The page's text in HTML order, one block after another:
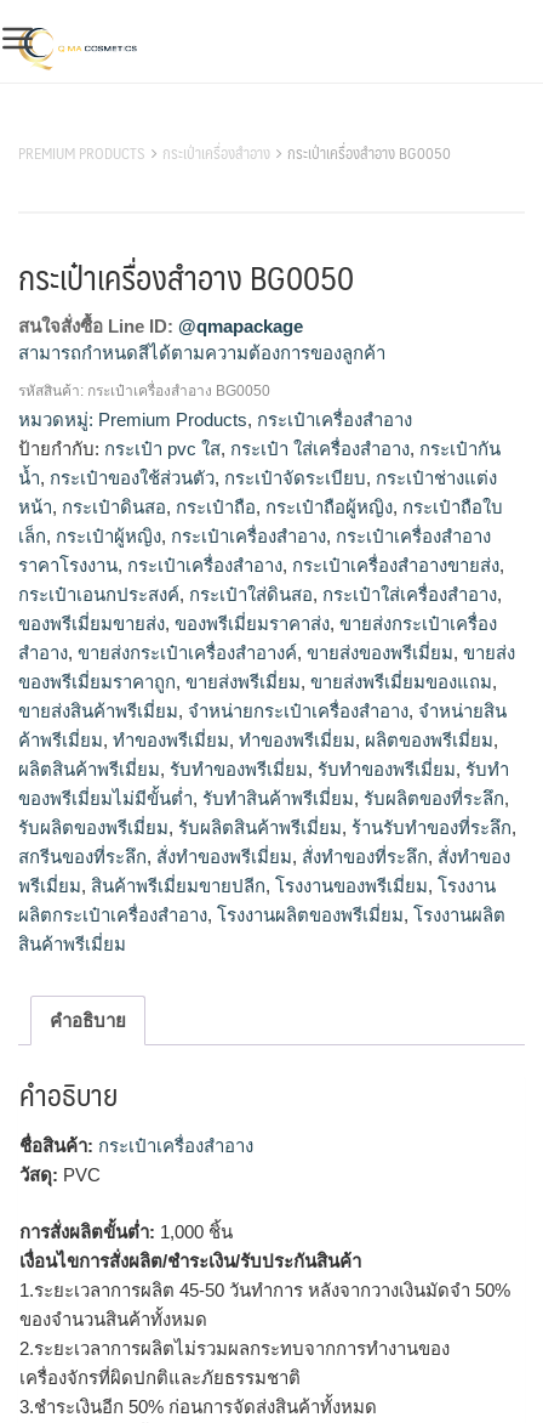
to
content
PREMIUM PRODUCTS กระเป๋าเครื่องสำอาง กระเป๋าเครื่องสำอาง BG0050
กระเป๋าเครื่องสำอาง BG0050
สนใจสั่งซื้อ Line ID: @qmapackage
สามารถกำหนดสีได้ตามความต้องการของลูกค้า
โรงงานผลิตกระเป๋าเครื่องสำอาง,ขายส่งกระเป๋าเครื่อง
สำอาง,โรงงานผลิตกระเป๋าเครื่องสำอาง,จำหน่ายกระเป๋าเครื่อง
สำอาง,กระเป๋าใส่เครื่องสำอางค์ขายส่ง,กระเป๋าเครื่องสําอาง
ขายส่ง,ขายส่งกระเป๋าเครื่องสําอางค์,โรงงานผลิตสินค้าพรีเมี่
ยม,รับผลิตสินค้าพรีเมี่ยม,จำหน่ายสินค้าพรีเมี่ยม,ขายส่งสินค้าพรี
เมี่ยม,รับทําของพรีเมี่ยม,รับทําของพรีเมี่ยมไม่มีขั้นต่ำ,โรงงานของ
พรีเมี่ยม,ผลิตของพรีเมี่ยม,รับผลิตของพรีเมี่ยม,ขายส่งของพรีเมี่
ยม,สั่งทําของที่ระลึก,สินค้าพรีเมี่ยมขายปลีก,ขายส่งของพรีเมี่ยม
ราคาถูก,ผลิตสินค้าพรีเมี่ยม,รับทำของพรีเมี่ยม,โรงงานผลิตของพรี
เมี่ยม,ของพรีเมี่ยมราคาส่ง,โรงงานพรีเมี่ยม,ทําของพรีเมี่ยม,ขายส่ง
พรีเมี่ยมของแถม,ทำของพรีเมี่ยม,ร้านรับทําของที่ระลึก,ของพรีเมี่
ยมขายส่ง,สั่งทําของพรีเมี่ยม,รับผลิตของที่ระลึก,ขายส่งพรีเมี่
ยม,สกรีนของที่ระลึก,รับทําสินค้าพรีเมี่ยม,สั่งทำของพรีเมี่ยม
รหัสสินค้า: กระเป๋าเครื่องสำอาง BG0050
หมวดหมู่: Premium Products, กระเป๋าเครื่องสำอาง
ป้ายกำกับ: กระเป๋า pvc ใส, กระเป๋า ใส่เครื่องสำอาง, กระเป๋ากัน
น้ำ, กระเป๋าของใช้ส่วนตัว, กระเป๋าจัดระเบียบ, กระเป๋าช่างแต่ง
หน้า, กระเป๋าดินสอ, กระเป๋าถือ, กระเป๋าถือผู้หญิง, กระเป๋าถือใบ
เล็ก, กระเป๋าผู้หญิง, กระเป๋าเครื่องสำอาง, กระเป๋าเครื่องสำอาง
ราคาโรงงาน, กระเป๋าเครื่องสําอาง, กระเป๋าเครื่องสําอางขายส่ง,
กระเป๋าเอนกประสงค์, กระเป๋าใส่ดินสอ, กระเป๋าใส่เครื่องสำอาง,
ของพรีเมี่ยมขายส่ง, ของพรีเมี่ยมราคาส่ง, ขายส่งกระเป๋าเครื่อง
สำอาง, ขายส่งกระเป๋าเครื่องสําอางค์, ขายส่งของพรีเมี่ยม, ขายส่ง
ของพรีเมี่ยมราคาถูก, ขายส่งพรีเมี่ยม, ขายส่งพรีเมี่ยมของแถม,
ขายส่งสินค้าพรีเมี่ยม, จำหน่ายกระเป๋าเครื่องสำอาง, จำหน่ายสิน
ค้าพรีเมี่ยม, ทำของพรีเมี่ยม, ทําของพรีเมี่ยม, ผลิตของพรีเมี่ยม,
ผลิตสินค้าพรีเมี่ยม, รับทำของพรีเมี่ยม, รับทําของพรีเมี่ยม, รับทํา
ของพรีเมี่ยมไม่มีขั้นต่ำ, รับทําสินค้าพรีเมี่ยม, รับผลิตของที่ระลึก,
รับผลิตของพรีเมี่ยม, รับผลิตสินค้าพรีเมี่ยม, ร้านรับทําของที่ระลึก,
สกรีนของที่ระลึก, สั่งทำของพรีเมี่ยม, สั่งทําของที่ระลึก, สั่งทําของ
พรีเมี่ยม, สินค้าพรีเมี่ยมขายปลีก, โรงงานของพรีเมี่ยม, โรงงาน
ผลิตกระเป๋าเครื่องสำอาง, โรงงานผลิตของพรีเมี่ยม, โรงงานผลิต
สินค้าพรีเมี่ยม
คำอธิบาย
คำอธิบาย
ชื่อสินค้า: กระเป๋าเครื่องสำอาง
วัสดุ: PVC
การสั่งผลิตขั้นต่ำ: 1,000 ชิ้น
เงื่อนไขการสั่งผลิต/ชำระเงิน/รับประกันสินค้า
1.ระยะเวลาการผลิต 45-50 วันทำการ หลังจากวางเงินมัดจำ 50%
ของจำนวนสินค้าทั้งหมด
2.ระยะเวลาการผลิตไม่รวมผลกระทบจากการทำงานของ
เครื่องจักรที่ผิดปกติและภัยธรรมชาติ
3.ชำระเงินอีก 50% ก่อนการจัดส่งสินค้าทั้งหมด